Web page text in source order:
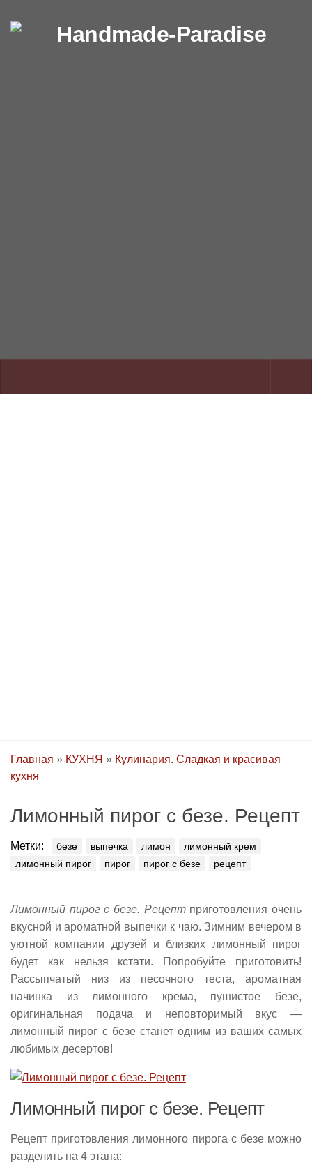
Перейти к содержимому
Главная » КУХНЯ » Кулинария. Сладкая и красивая
кухня
Лимонный пирог с безе. Рецепт
Метки: безе выпечка лимон
лимонный крем
лимонный пирог
пирог пирог с безе рецепт
Лимонный пирог с безе. Рецептприготовления очень
вкусной и ароматной выпечки к чаю. Зимним вечером в
уютной компании друзей и близких лимонный пирог
будет как нельзя кстати. Попробуйте приготовить!
Рассыпчатый низ из песочного теста, ароматная
начинка из лимонного крема, пушистое безе,
оригинальная подача и неповторимый вкус —
лимонный пирог с безе станет одним из ваших самых
любимых десертов!
Лимонный пирог с безе. Рецепт
Рецепт приготовления лимонного пирога с безе можно
разделить на 4 этапа: